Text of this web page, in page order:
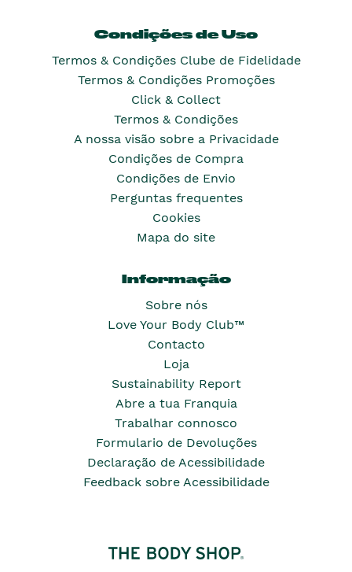
Condições de Uso
Termos & Condições Clube de Fidelidade
Termos & Condições Promoções
Click & Collect
Termos & Condições
A nossa visão sobre a Privacidade
Condições de Compra
Condições de Envio
Perguntas frequentes
Cookies
Mapa do site
Informação
Sobre nós
Love Your Body Club™
Contacto
Loja
Sustainability Report
Abre a tua Franquia
Trabalhar connosco
Formulario de Devoluções
Declaração de Acessibilidade
Feedback sobre Acessibilidade